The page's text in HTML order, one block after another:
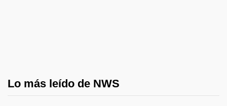
Lo más leído de NWS